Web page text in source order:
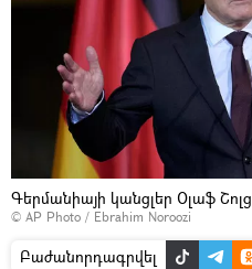
Գերմանիայի կանցլեր Օլաֆ
© AP Photo / Ebrahim Noroozi
Բաժանորդագրվել